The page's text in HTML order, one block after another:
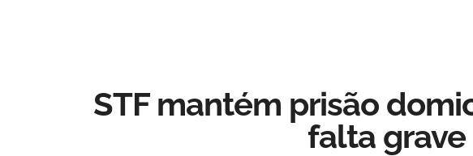
STF mantém prisão
falta